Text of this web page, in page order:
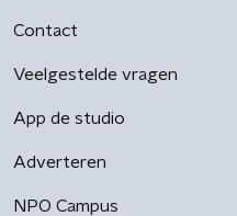
Contact
Veelgestelde vragen
App de studio
Adverteren
NPO Campus